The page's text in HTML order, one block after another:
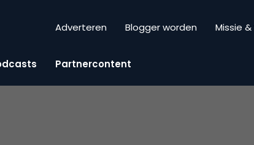
Adverteren Blogger worden Missie &
Partnercontent